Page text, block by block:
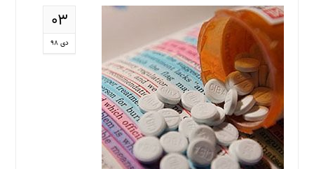
۰۳
دی ۹۸